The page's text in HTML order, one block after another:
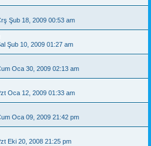
Şub 18, 2009 00:53 am
Şub 10, 2009 01:27 am
Oca 30, 2009 02:13 am
Oca 12, 2009 01:33 am
Oca 09, 2009 21:42 pm
Eki 20, 2008 21:25 pm